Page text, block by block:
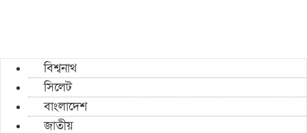
বিশ্বনাথ
সিলেট
বাংলাদেশ
জাতীয়